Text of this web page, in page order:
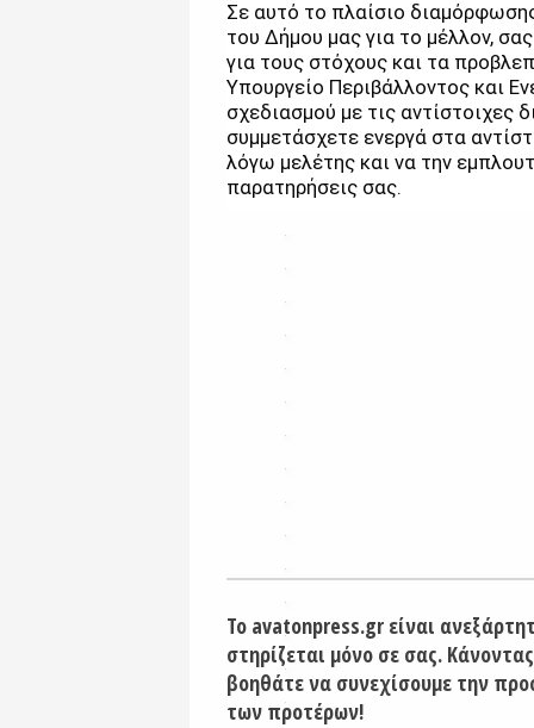
Σε αυτό το πλαίσιο
του Δήμου μας για το μέλλον,
για τους στόχους και τα
Υπουργείο Περιβάλλοντος και
σχεδιασμού με τις αντίστοιχες
συμμετάσχετε ενεργά στα
λόγω μελέτης και να την
παρατηρήσεις σας.
Το avatonpress.gr είναι
στηρίζεται μόνο σε σας.
βοηθάτε να συνεχίσουμε την
των προτέρων!